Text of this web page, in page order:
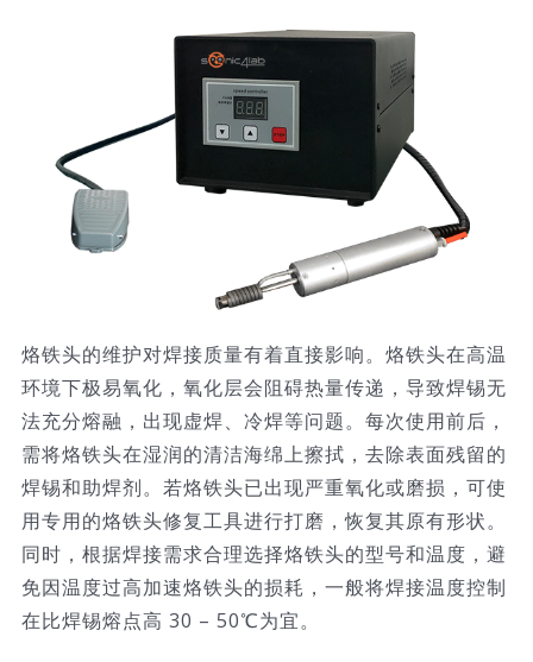
烙铁头的维护对焊接质量有着直接影响。烙铁头在高温
环境下极易氧化，氧化层会阻碍热量传递，导致焊锡无
法充分熔融，出现虚焊、冷焊等问题。每次使用前后，
需将烙铁头在湿润的清洁海绵上擦拭，去除表面残留的
焊锡和助焊剂。若烙铁头已出现严重氧化或磨损，可使
用专用的烙铁头修复工具进行打磨，恢复其原有形状。
同时，根据焊接需求合理选择烙铁头的型号和温度，避
免因温度过高加速烙铁头的损耗，一般将焊接温度控制
在比焊锡熔点高 30 – 50℃为宜。